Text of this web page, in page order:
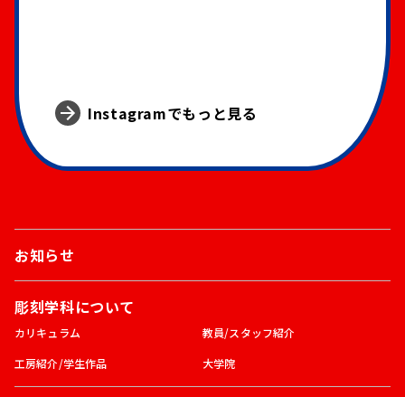
Instagramでもっと見る
お知らせ
彫刻学科について
カリキュラム
教員/スタッフ紹介
工房紹介/学生作品
大学院